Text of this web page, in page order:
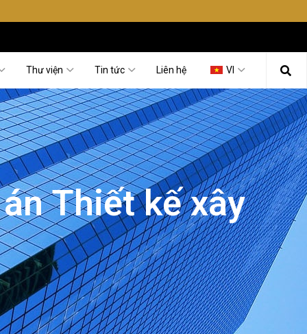
Thư viện Tin tức Liên hệ VI
Thiết kế xây